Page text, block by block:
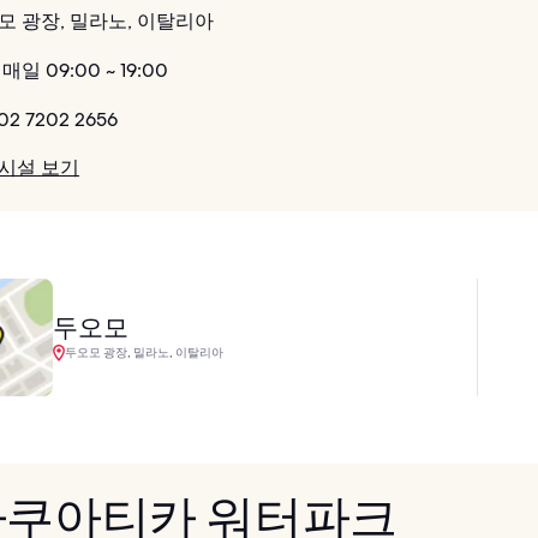
광장, 밀라노, 이탈리아
일 09:00 ~ 19:00
7202 2656
설 보기
두오모
두오모 광장, 밀라노, 이탈리아
아티카 워터파크